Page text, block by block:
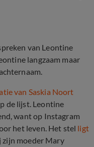
van Leontine
langzaam maar
van Saskia Noort
de lijst. Leontine
want op Instagram
het leven. Het stel ligt
zijn moeder Mary